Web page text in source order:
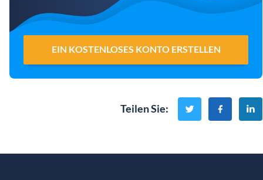
EIN KOSTENLOSES KONTO ERSTELLEN
Teilen Sie: